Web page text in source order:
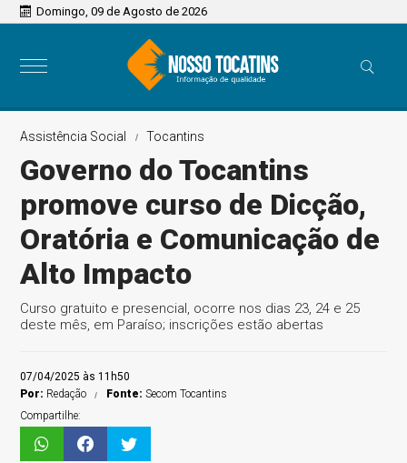
Domingo, 09 de Agosto de 2026
Assistência Social Tocantins
Governo do Tocantins
promove curso de Dicção,
Oratória e Comunicação de
Alto Impacto
Curso gratuito e presencial, ocorre nos dias 23, 24 e 25
deste mês, em Paraíso; inscrições estão abertas
07/04/2025 às 11h50
Por: Redação Fonte:Secom Tocantins
Compartilhe: